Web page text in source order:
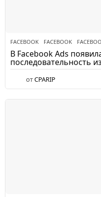
FACEBOOK FACEBOOK ,
В Facebook Ads
последовательность
отCPARIP